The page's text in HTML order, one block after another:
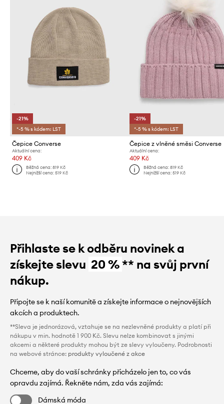
-21%
*-5 % s kódem: LST
Čepice Converse
Aktuální cena:
409 Kč
Běžná cena:819 Kč
Nejnižší cena:519 Kč
-21%
*-5 % s kódem: LST
Čepice z vlněné směsi Converse
Aktuální cena:
409 Kč
Běžná cena: 819 Kč
Nejnižší cena: 519 Kč
Přihlaste se k odběru novinek a
získejte slevu 20 %** na svůj první
nákup.
Připojte se k naší komunitě a získejte informace o nejnovějších
akcích a produktech.
**Sleva je jednorázová, vztahuje se na nezlevněné produkty a platí při
nákupu v min. hodnotě 1 900 Kč. Slevu nelze kombinovat s jinými
akcemi a některé produkty mohou být ze slevy vyloučeny. Podrobnosti
na webové stránce: produkty vyloučené z akce
Chceme, aby do vaší schránky přicházelo jen to, co vás
opravdu zajímá. Řekněte nám, zda vás zajímá:
Dámská móda